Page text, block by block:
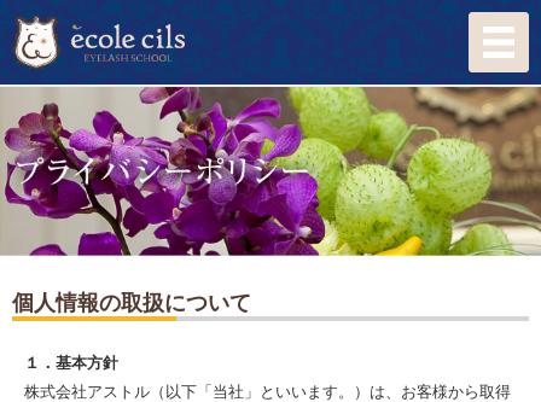
個人情報の取扱について
１．基本方針
株式会社アストル（以下「当社」といいます。）は、お客様から取得